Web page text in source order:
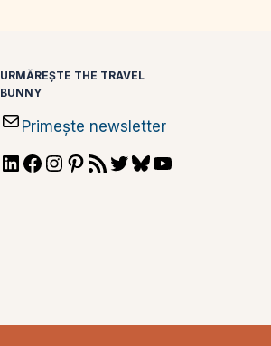
URMĂREȘTE THE TRAVEL
BUNNY
Primește newsletter
LinkedIn
Facebook
Instagram
Pinterest
RSSTwitterBluesky